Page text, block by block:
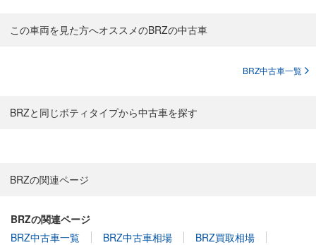
この車両を見た方へオススメのBRZの中古車
BRZ中古車一覧
BRZと同じボティタイプから中古車を探す
BRZの関連ページ
BRZの関連ページ
BRZ中古車一覧
BRZ中古車相場
BRZ買取相場